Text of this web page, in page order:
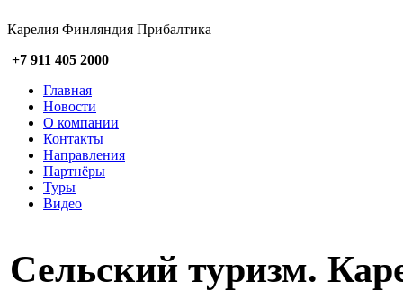
Карелия Финляндия Прибалтика
+7 911 405 2000
Главная
Новости
О компании
Контакты
Направления
Партнёры
Туры
Видео
Сельский туризм.